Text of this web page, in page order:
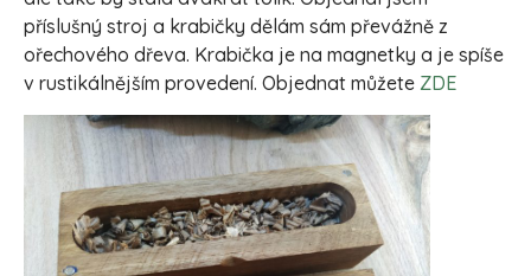
příslušný stroj a krabičky dělám sám převážně z
ořechového dřeva. Krabička je na magnetky a je spíše
v rustikálnějším provedení. Objednat můžete ZDE